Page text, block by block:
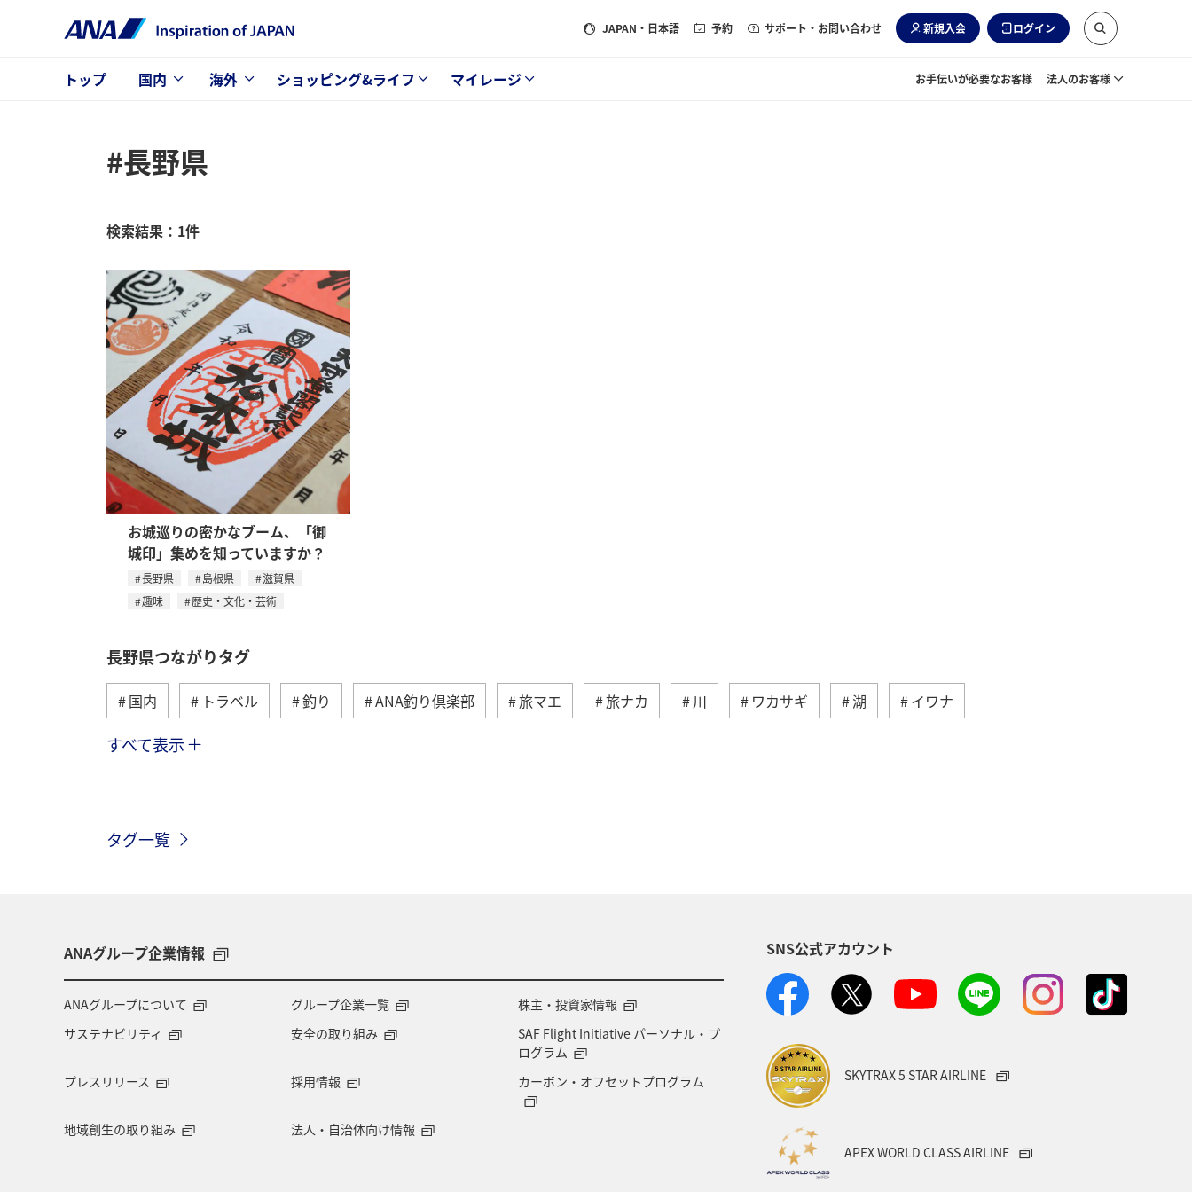
JAPAN ・日本語 予約 サポート・お問い合わせ 新規入会 ログイン
トップ 国内 海外 ショッピング&ライフ マイレージ お手伝いが必要なお客様 法人のお客様
#長野県
検索結果：1件
お城巡りの密かなブーム、「御
城印」集めを知っていますか？
長野県 島根県
滋賀県
趣味
歴史・文化・芸術
長野県つながりタグ
国内 トラベル 釣り ANA釣り倶楽部 旅マエ 旅ナカ 川 ワカサギ 湖 イワナ
冬 島根県
ヤマメ
すべて表示
タグ一覧
ANAグループ企業情報
ANAグループについて グループ企業一覧
株主・投資家情報
サステナビリティ
安全の取り組み
SAF Flight Initiative パーソナル・プ
ログラム
プレスリリース
採用情報 カーボン・オフセットプログラム
地域創生の取り組み 法人・自治体向け情報
SNS公式アカウント
SKYTRAX 5 STAR AIRLINE
APEX WORLD CLASS AIRLINE